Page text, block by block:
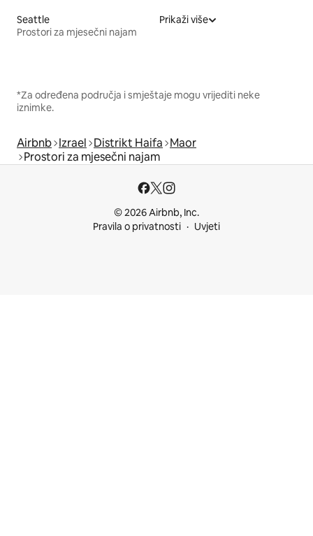
Seattle
Prostori za mjesečni najam
Prikaži više
*Za određena područja i smještaje mogu vrijediti neke
iznimke.
Airbnb Izrael Distrikt Haifa Maor
Prostori za mjesečni najam
© 2026 Airbnb, Inc.
Pravila o privatnosti
Uvjeti